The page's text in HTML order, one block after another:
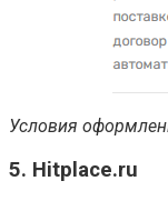
Условия
5. Hitplace.ru